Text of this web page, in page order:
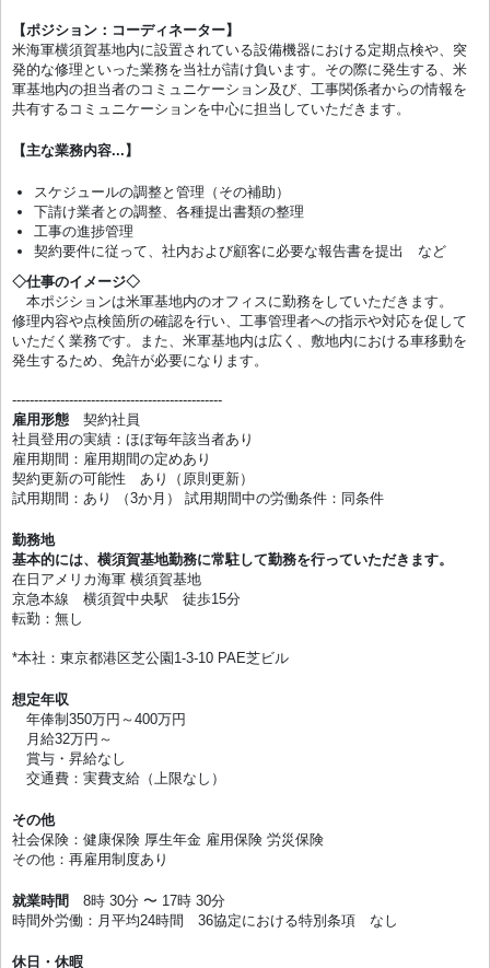
【ポジション：コーディネーター】
米海軍横須賀基地内に設置されている設備機器における定期点検や、突
発的な修理といった業務を当社が請け負います。その際に発生する、米
軍基地内の担当者のコミュニケーション及び、工事関係者からの情報を
共有するコミュニケーションを中心に担当していただきます。
【主な業務内容...】
スケジュールの調整と管理（その補助）
下請け業者との調整、各種提出書類の整理
工事の進捗管理
契約要件に従って、社内および顧客に必要な報告書を提出 など
◇仕事のイメージ◇
本ポジションは米軍基地内のオフィスに勤務をしていただきます。
修理内容や点検箇所の確認を行い、工事管理者への指示や対応を促して
いただく業務です。また、米軍基地内は広く、敷地内における車移動を
発生するため、免許が必要になります。
------------------------------------------------
雇用形態 契約社員
社員登用の実績：ほぼ毎年該当者あり
雇用期間：雇用期間の定めあり
契約更新の可能性 あり（原則更新）
試用期間：あり （3か月） 試用期間中の労働条件：同条件
勤務地
基本的には、横須賀基地勤務に常駐して勤務を行っていただきます。
在日アメリカ海軍 横須賀基地
京急本線 横須賀中央駅 徒歩15分
転勤：無し
*本社：東京都港区芝公園1-3-10 PAE芝ビル
想定年収
年俸制350万円～400万円
月給32万円～
賞与・昇給なし
交通費：実費支給（上限なし）
その他
社会保険：健康保険 厚生年金 雇用保険 労災保険
その他：再雇用制度あり
就業時間 8時 30分 〜 17時 30分
時間外労働：月平均24時間 36協定における特別条項 なし
休日・休暇